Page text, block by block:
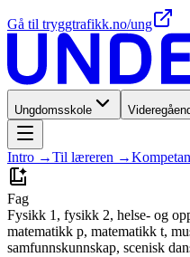
Gå til tryggtrafikk.no/ung
Ungdomsskole
Intro →Til læreren →
Fag
Fysikk 1, fysikk 2, helse- og
matematikk p, matematikk t,
samfunns­kunnskap, scenisk